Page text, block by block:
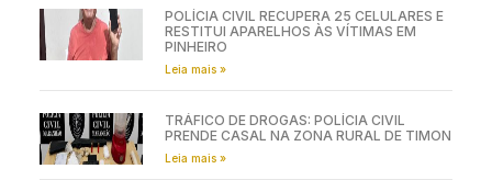
POLÍCIA CIVIL RECUPERA 25 CELULARES E
RESTITUI APARELHOS ÀS VÍTIMAS EM
PINHEIRO
Leia mais »
TRÁFICO DE DROGAS: POLÍCIA CIVIL
PRENDE CASAL NA ZONA RURAL DE TIMON
Leia mais »